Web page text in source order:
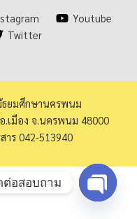
Youtube
Twitter
ธยมศึกษานครพนม
.เมือง จ.นครพนม 48000
าร 042-513940
ต่อสอบถาม
Open